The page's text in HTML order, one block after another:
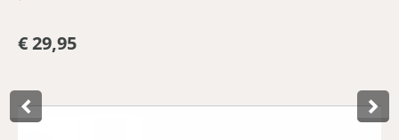
€ 29,95